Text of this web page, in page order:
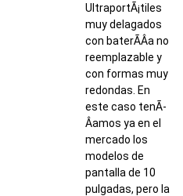
UltraportÃ¡tiles
muy delagados
con baterÃ­Â­a no
reemplazable y
con formas muy
redondas. En
este caso tenÃ­
Â­amos ya en el
mercado los
modelos de
pantalla de 10
pulgadas, pero la